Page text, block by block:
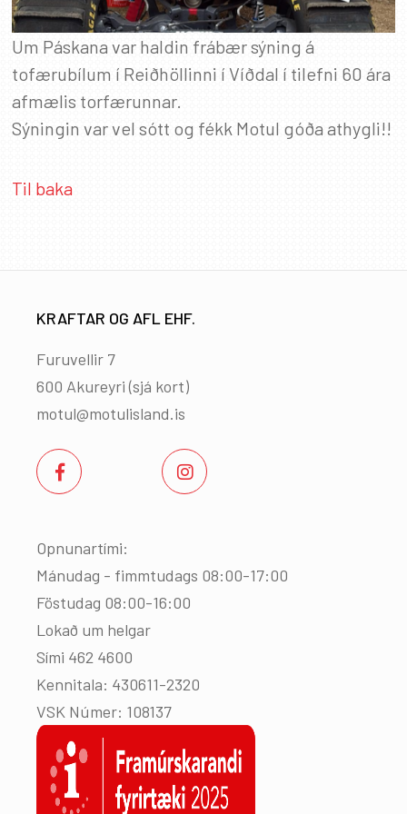
Um Páskana var haldin frábær sýning á
tofærubílum í Reiðhöllinni í Víðdal í tilefni 60 ára
afmælis torfærunnar.
Sýningin var vel sótt og fékk Motul góða athygli!!
Til baka
KRAFTAR OG AFL EHF.
Furuvellir 7
600 Akureyri (sjá kort)
motul@motulisland.is
Opnunartími:
Mánudag - fimmtudags 08:00-17:00
Föstudag 08:00-16:00
Lokað um helgar
Sími 462 4600
Kennitala: 430611-2320
VSK Númer: 108137